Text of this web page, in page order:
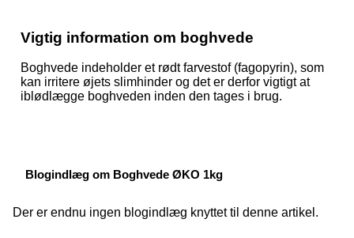
Vigtig information om boghvede
Boghvede indeholder et rødt farvestof (fagopyrin), som
kan irritere øjets slimhinder og det er derfor vigtigt at
iblødlægge boghveden inden den tages i brug.
Blogindlæg om Boghvede ØKO 1kg
Der er endnu ingen blogindlæg knyttet til denne artikel.